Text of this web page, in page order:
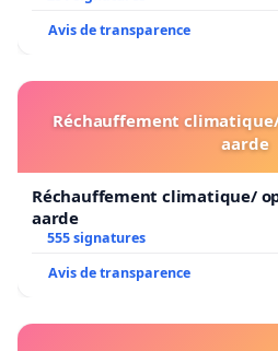
Avis de transparence
Réchauffement
aarde
Réchauffement climatique/
aarde
555 signatures
Avis de transparence